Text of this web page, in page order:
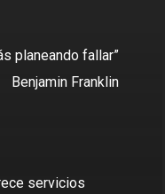
planeando fallar”
Benjamin Franklin
servicios